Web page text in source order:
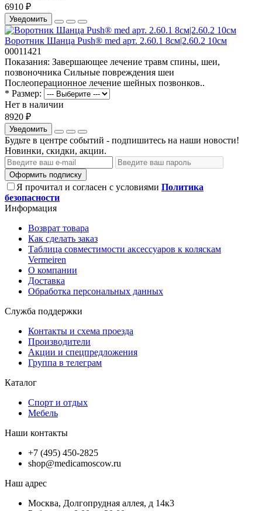
6910 ₽
Уведомить
Воротник Шанца Push® med арт. 2.60.1 8см|2.60.2 10см
00011421
Показания: Завершающее лечение травм спины, шеи,
позвоночника Сильные повреждения шеи
Послеоперационное лечение шейных позвонков..
* Размер:
Нет в наличии
8920 ₽
Уведомить
Будьте в центре событий - подпишитесь на наши новости!
Новинки, скидки, акции.
Оформить подписку
Я прочитал и согласен с условиями Политика
безопасности
Информация
Возврат товара
Как сделать заказ
Таблица совместимости аксессуаров к коляскам
Vermeiren
О компании
Доставка
Обработка персональных данных
Служба поддержки
Контакты и схема проезда
Производители
Акции и спецпредложения
Группа в телеграм
Каталог
Спорт и отдых
Мебель
Наши контакты
+7 (495) 450-2825
shop@medicamoscow.ru
Наш адрес
Москва, Долгопрудная аллея, д 14к3